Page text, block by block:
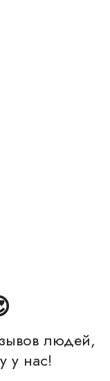
людей,
у нас!